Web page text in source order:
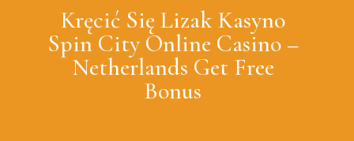
Kręcić Się Lizak Kasyno
Spin City Online Casino –
Netherlands Get Free
Bonus